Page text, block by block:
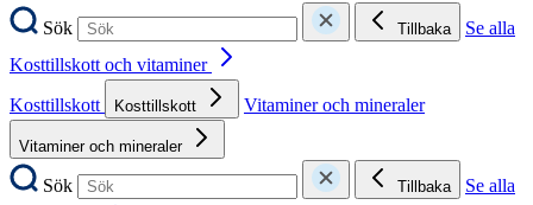
Sök
Tillbaka
Se alla
Kosttillskott och vitaminer
Kosttillskott
Kosttillskott Vitaminer och mineraler
Vitaminer och mineraler
Sök Tillbaka
Se alla